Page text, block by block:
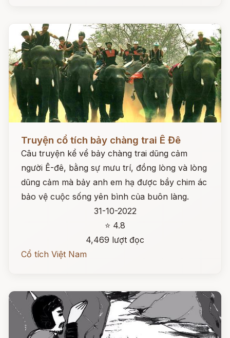
Truyện cổ tích bảy chàng trai Ê Đê
Câu truyện kể vể bảy chàng trai dũng cảm
người Ê-đê, bằng sự mưu trí, đồng lòng và lòng
dũng cảm mà bảy anh em hạ được bầy chim ác
bảo vệ cuộc sống yên bình của buôn làng.
31-10-2022
⭐ 4.8
4,469 lượt đọc
Cổ tích Việt Nam